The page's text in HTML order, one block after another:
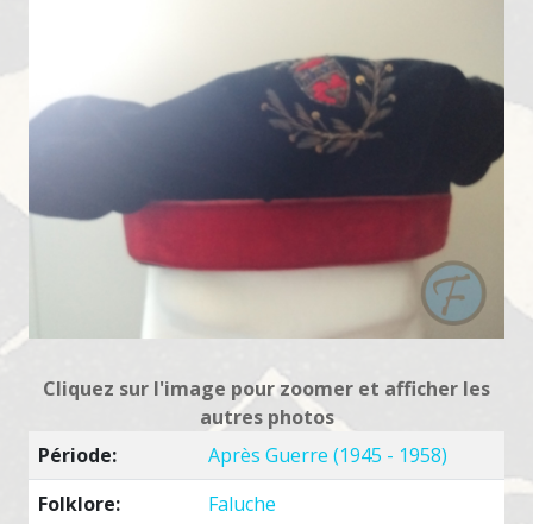
Cliquez sur l'image pour zoomer et afficher les
autres photos
Période:
Après Guerre (1945 - 1958)
Folklore:
Faluche